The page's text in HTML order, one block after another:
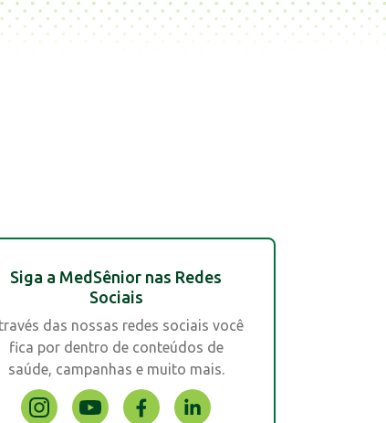
Siga a MedSênior nas Redes
Sociais
das nossas redes sociais você
fica por dentro de conteúdos de
saúde, campanhas e muito mais.